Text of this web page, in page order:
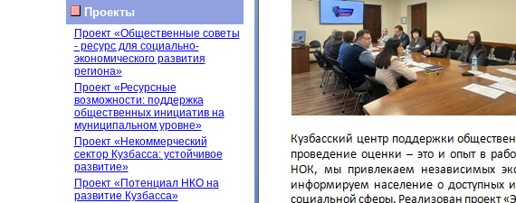
Проекты
Проект «Общественные советы
- ресурс для социально-
экономического развития
региона»
Проект «Ресурсные
возможности: поддержка
общественных инициатив на
муниципальном уровне»
Проект «Некоммерческий
сектор Кузбасса: устойчивое
развитие»
Проект «Потенциал НКО на
развитие Кузбасса»